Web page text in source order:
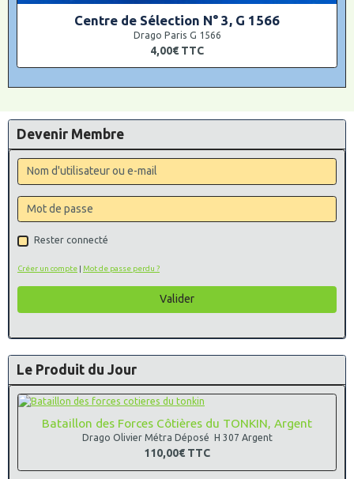
Centre de Sélection N° 3, G 1566
Drago Paris G 1566
4,00€ TTC
Devenir Membre
Rester connecté
Créer un compte | Mot de passe perdu ?
Valider
Le Produit du Jour
Bataillon des Forces Côtières du TONKIN, Argent
Drago Olivier Métra Déposé H 307 Argent
110,00€ TTC